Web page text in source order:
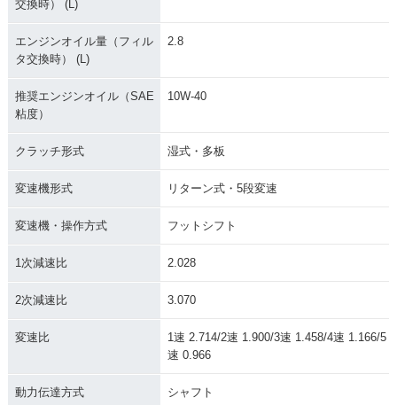
交換時） (L)
エンジンオイル量（フィル
タ交換時） (L)
2.8
推奨エンジンオイル（SAE
粘度）
10W-40
クラッチ形式 湿式・多板
変速機形式 リターン式・5段変速
変速機・操作方式 フットシフト
1次減速比 2.028
2次減速比 3.070
変速比
1速 2.714/2速 1.900/3速 1.458/4速 1.166/5
速 0.966
動力伝達方式 シャフト